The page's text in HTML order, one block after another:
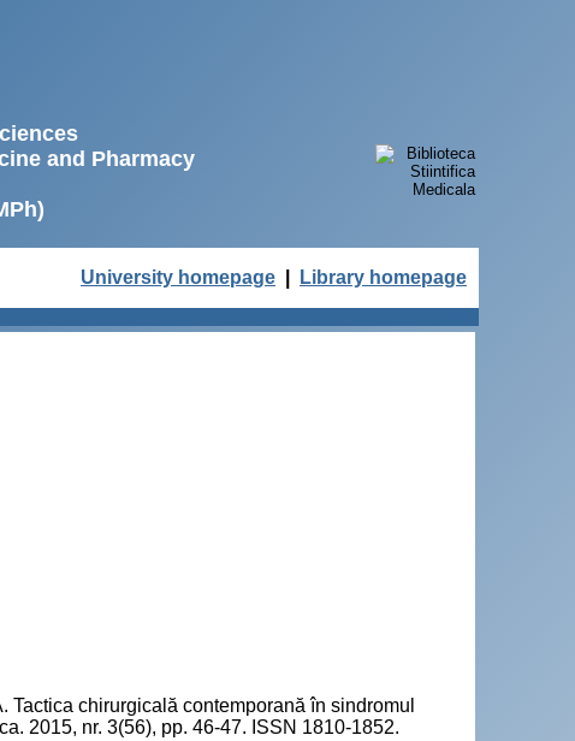
and Pharmacy
University homepage Library homepage
chirurgicală contemporană în sindromul
2015, nr. 3(56), pp. 46-47. ISSN 1810-1852.